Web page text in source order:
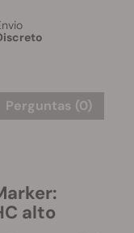
Perguntas (0)
alto